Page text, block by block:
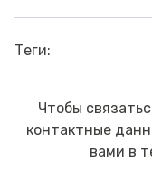
Теги:
Чтобы
контактные
вами в